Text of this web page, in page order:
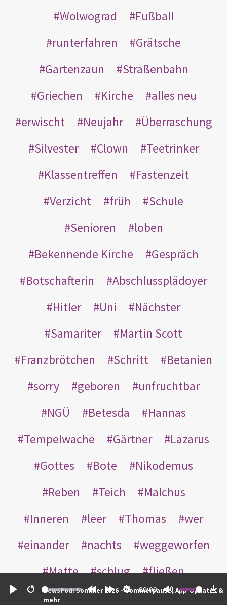
Restart
00:00
NewsPod: Sommer 2026 – Sommerpause, App-Updates &
mehr
Wolwograd
Fußball
runterfahren
Grätsche
Gartenzaun
Straßenbahn
Griechen
Kirche
alles neu
erwischt
Neujahr
Überraschung
Silvester
Clown
Teetrinker
Klassentreffen
Fastenzeit
Verzicht
früh
Schule
Senioren
loben
Bekennende Kirche
Gespräch
Botschafterin
Abschlussplädoyer
Hitler
Uni
Nächster
Samariter
Martin Scott
Franzbrötchen
Schritt
Betanien
sorry
geboren
unfruchtbar
NGÜ
Betesda
Hannas
Tempelwache
Gärtner
Lazarus
Gottes
Bote
Nikodemus
Reben
Teich
Malchus
Inneren
leer Thomas
wer
einander
nachts
weggeworfen
Matte
schlug
fließen
Rabbuni
Martha Opferlamm